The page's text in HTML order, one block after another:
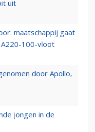
uit
maatschappij gaat
A220-100-vloot
door Apollo,
jongen in de